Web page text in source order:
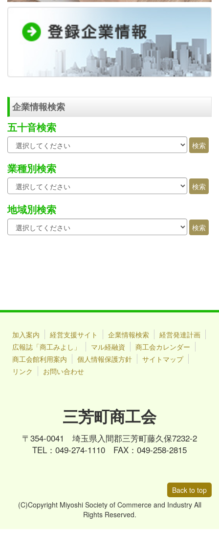
企業情報検索
五十音検索
業種別検索
地域別検索
加入案内 経営支援サイト 企業情報検索
経営発達計画
広報誌「商工みよし」
マル経融資
商工会カレンダー
商工会館利用案内
個人情報保護方針
サイトマップ
リンク
お問い合わせ
三芳町商工会
〒354-0041 埼玉県入間郡三芳町藤久保7232-2
TEL：049-274-1110 FAX：049-258-2815
Back to top
(C)Copyright Miyoshi Society of Commerce and Industry All
Rights Reserved.